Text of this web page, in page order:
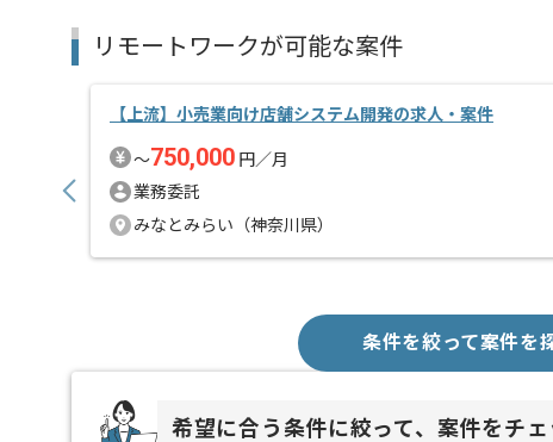
リモートワークが可能な案件
【上流】小売業向け店舗システム開発の求人・案件
〜750,000 円／月
業務委託
みなとみらい（神奈川県）
条件を絞って案件を
希望に合う条件に絞って、案件をチェ